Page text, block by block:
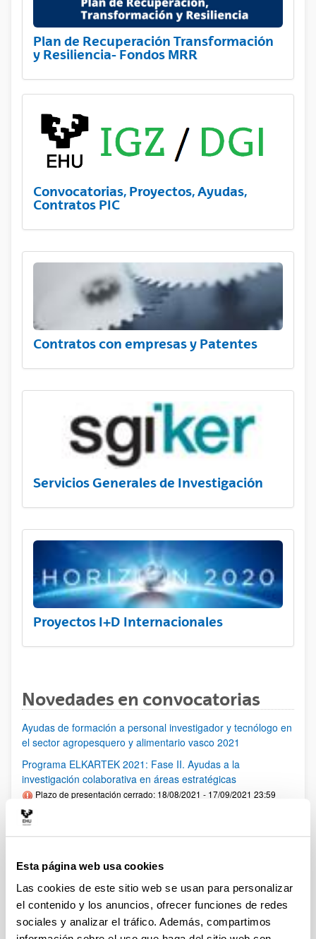
Esta página web usa cookies
Las cookies de este sitio web se usan para personalizar
el contenido y los anuncios, ofrecer funciones de redes
sociales y analizar el tráfico. Además, compartimos
Plan de Recuperación Transformación
y Resiliencia- Fondos MRR
Convocatorias, Proyectos, Ayudas,
Contratos PIC
Contratos con empresas y Patentes
Servicios Generales de Investigación
Proyectos I+D Internacionales
Novedades en convocatorias
Ayudas de formación a personal investigador y tecnólogo en
el sector agropesquero y alimentario vasco 2021
Programa ELKARTEK 2021: Fase II. Ayudas a la
investigación colaborativa en áreas estratégicas
Plazo de presentación cerrado: 18/08/2021 - 17/09/2021 23:59
Plazo de presentación cerrado: 28/06/2021 - 19/07/2021 23:59
Se ha publicado la propuesta de adjudicación
PIFG20/24: “ Intelligent wireless networks for human-centric
sensing”